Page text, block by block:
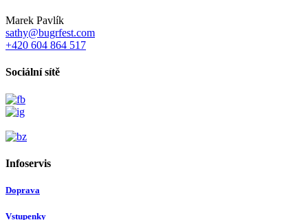
Marek Pavlík
sathy@bugrfest.com
+420 604 864 517
Sociální sítě
Infoservis
Doprava
Vstupenky